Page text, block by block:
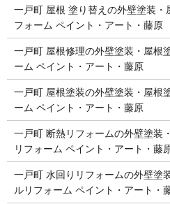
一戸町 屋根 塗り替えの外壁塗装・
フォーム ペイント・アート・藤原
一戸町 屋根修理の外壁塗装・屋根
ーム ペイント・アート・藤原
一戸町 屋根塗装の外壁塗装・屋根
ーム ペイント・アート・藤原
一戸町 断熱リフォームの外壁塗装
リフォーム ペイント・アート・藤
一戸町 水回りリフォームの外壁塗
ルリフォーム ペイント・アート・